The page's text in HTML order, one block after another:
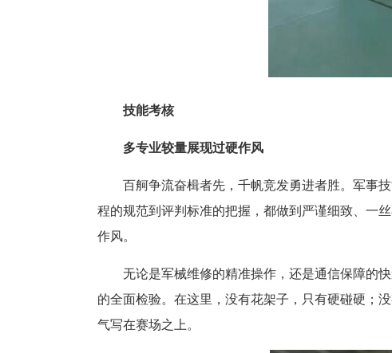
技能考核
多专业较量展现过硬作风
百舸争流奋楫者先，千帆竞发勇进者胜。军事技
程的规范到评判标准的把握，都做到严谨细致、一
作风。
无论是军械维修的精准操作，还是通信保障的快
的全面检验。在这里，没有花架子，只有硬碰硬；
气写在赛场之上。